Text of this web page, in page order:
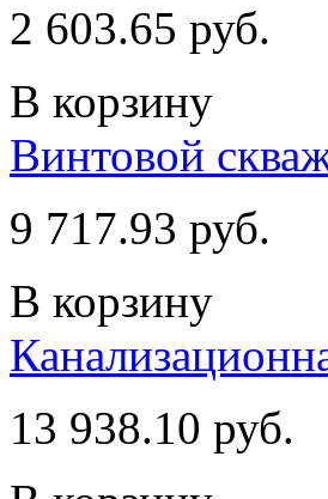
2 603.65 руб.
В корзину
Винтовой
9 717.93 руб.
В корзину
13 938.10 руб.